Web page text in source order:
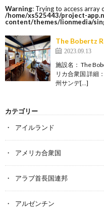
Warning: Trying to access
/home/xs525443/project-
content/themes/lionmedia/
The Bobertz
2023.09.13
施設名： The
リカ合衆国 詳細
州サンデ[…]
カテゴリー
アイルランド
アメリカ合衆国
アラブ首長国連邦
アルゼンチン